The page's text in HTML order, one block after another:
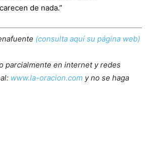
de nada.”
(consulta aquí su página web)
parcialmente en internet y redes
www.la-oracion.com y no se haga